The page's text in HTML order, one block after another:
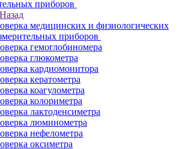
приборов
Назад
медицинских и физиологических
приборов
гемоглобиномера
глюкометра
кардиомонитора
кератометра
коагулометра
колориметра
лактоденсиметра
люминометра
нефелометра
оксиметра